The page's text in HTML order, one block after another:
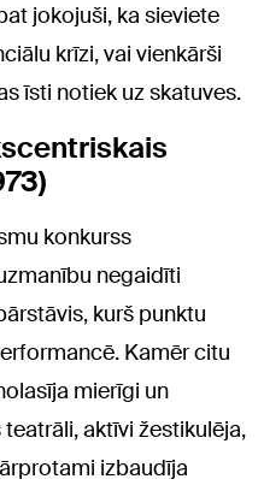
jokojuši, ka sieviete
krīzi, vai vienkārši
īsti notiek uz skatuves.
konkurss
negaidīti
kurš punktu
Kamēr citu
mierīgi un
aktīvi žestikulēja,
izbaudīja